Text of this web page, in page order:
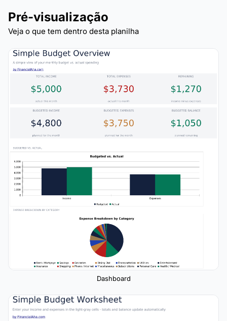
Pré-visualização
Veja o que tem dentro desta planilha
Dashboard